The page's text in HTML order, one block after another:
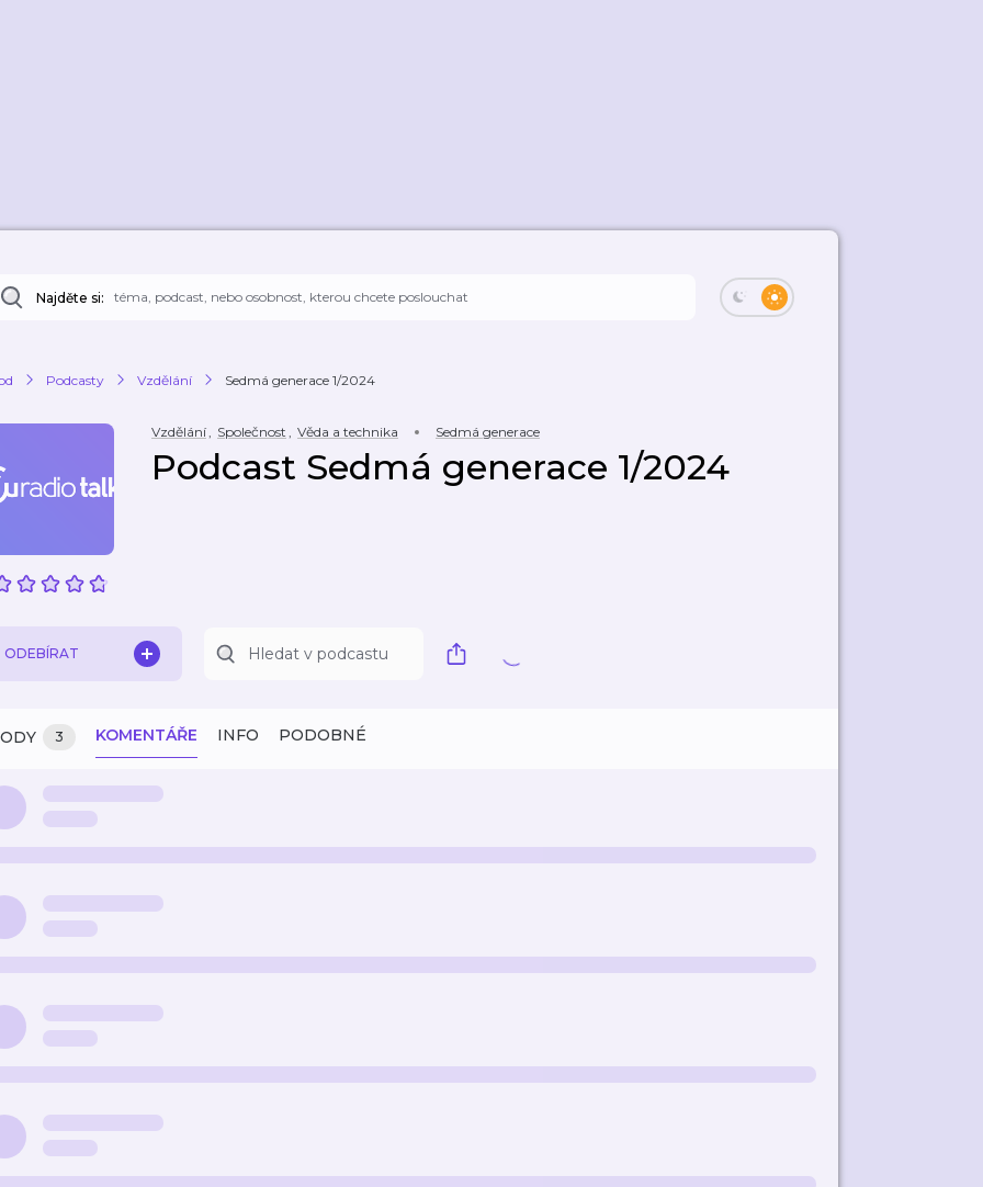
Najděte si:
Podcasty Vzdělání Sedmá generace 1/2024
Vzdělání, Společnost , Věda a technika Sedmá generace
Podcast Sedmá generace 1/2024
ODEBÍRAT
3 KOMENTÁŘE INFO PODOBNÉ